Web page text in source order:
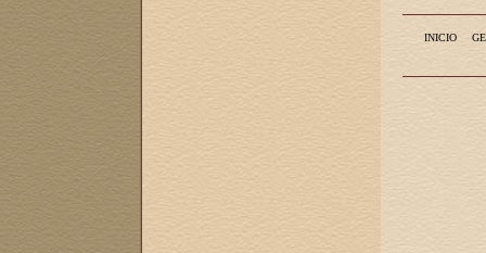
INICIO